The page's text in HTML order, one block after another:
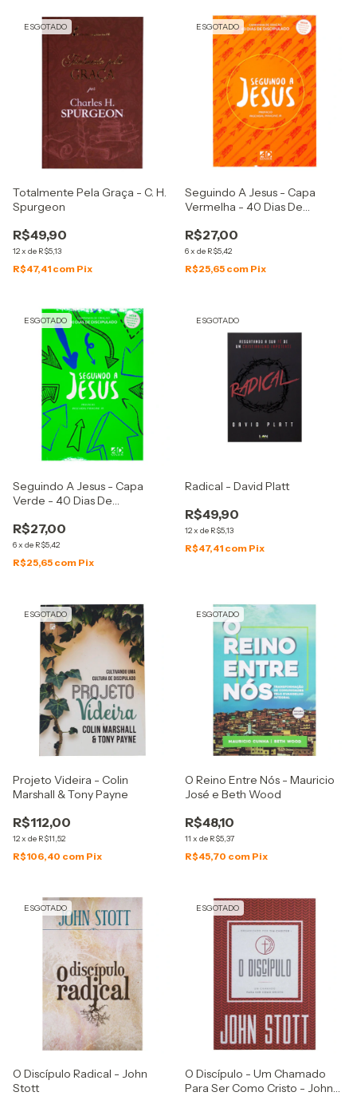
ESGOTADO
Totalmente Pela Graça - C. H.
Spurgeon
R$49,90
12x de R$5,13
R$47,41 com Pix
ESGOTADO
Seguindo A Jesus - Capa
Vermelha - 40 Dias De
R$27,00
6x de R$5,42
R$25,65 com Pix
ESGOTADO
Seguindo A Jesus - Capa
Verde - 40 Dias De
R$27,00
6x de R$5,42
R$25,65 com Pix
ESGOTADO
Radical - David Platt
R$49,90
12x de R$5,13
R$47,41 com Pix
ESGOTADO
Projeto Videira - Colin
Marshall & Tony Payne
R$112,00
12x de R$11,52
R$106,40 com Pix
ESGOTADO
O Reino Entre Nós - Mauricio
José e Beth Wood
R$48,10
11 x de R$5,37
R$45,70 com Pix
ESGOTADO
O Discípulo Radical - John
Stott
ESGOTADO
O Discípulo - Um Chamado
Para Ser Como Cristo - John